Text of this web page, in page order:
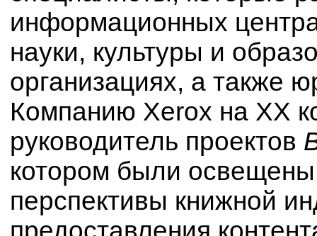
информационных
науки, культуры и
организациях, а также
Компанию Xerox на XX
руководитель проектов
котором были
перспективы книжной